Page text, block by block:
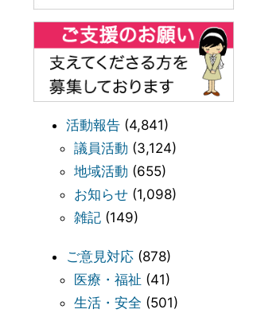
活動報告 (4,841)
議員活動 (3,124)
地域活動 (655)
お知らせ (1,098)
雑記 (149)
ご意見対応 (878)
医療・福祉 (41)
生活・安全 (501)